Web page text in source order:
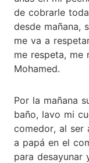
de cobrarle
desde mañana,
me va a
me respeta, me
Mohamed.
Por la mañana
baño, lavo mi
comedor, al ser
a papá en el
para desayunar